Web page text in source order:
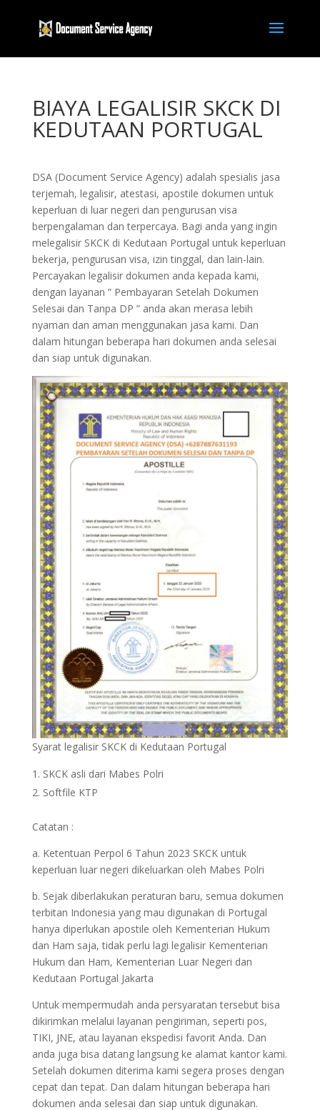
BIAYA LEGALISIR SKCK DI
KEDUTAAN PORTUGAL
DSA (Document Service Agency) adalah spesialis jasa
terjemah, legalisir, atestasi, apostile dokumen untuk
keperluan di luar negeri dan pengurusan visa
berpengalaman dan terpercaya. Bagi anda yang ingin
melegalisir SKCK di Kedutaan Portugal untuk keperluan
bekerja, pengurusan visa, izin tinggal, dan lain-lain.
Percayakan legalisir dokumen anda kepada kami,
dengan layanan ” Pembayaran Setelah Dokumen
Selesai dan Tanpa DP ” anda akan merasa lebih
nyaman dan aman menggunakan jasa kami. Dan
dalam hitungan beberapa hari dokumen anda selesai
dan siap untuk digunakan.
Syarat legalisir SKCK di Kedutaan Portugal
SKCK asli dari Mabes Polri
Softfile KTP
Catatan :
a. Ketentuan Perpol 6 Tahun 2023 SKCK untuk
keperluan luar negeri dikeluarkan oleh Mabes Polri
b. Sejak diberlakukan peraturan baru, semua dokumen
terbitan Indonesia yang mau digunakan di Portugal
hanya diperlukan apostile oleh Kementerian Hukum
dan Ham saja, tidak perlu lagi legalisir Kementerian
Hukum dan Ham, Kementerian Luar Negeri dan
Kedutaan Portugal Jakarta
Untuk mempermudah anda persyaratan tersebut bisa
dikirimkan melalui layanan pengiriman, seperti pos,
TIKI, JNE, atau layanan ekspedisi favorit Anda. Dan
anda juga bisa datang langsung ke alamat kantor kami.
Setelah dokumen diterima kami segera proses dengan
cepat dan tepat. Dan dalam hitungan beberapa hari
dokumen anda selesai dan siap untuk digunakan.